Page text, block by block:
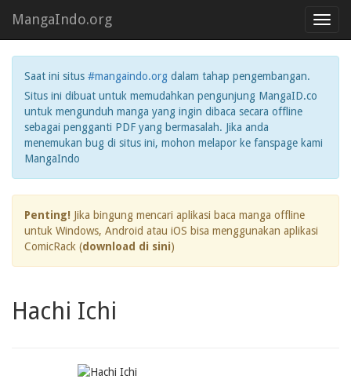
MangaIndo.org
Saat ini situs #mangaindo.org dalam tahap pengembangan.
Situs ini dibuat untuk memudahkan pengunjung MangaID.co
untuk mengunduh manga yang ingin dibaca secara offline
sebagai pengganti PDF yang bermasalah. Jika anda
menemukan bug di situs ini, mohon melapor ke fanspage kami
MangaIndo
Penting! Jika bingung mencari aplikasi baca manga offline
untuk Windows, Android atau iOS bisa menggunakan aplikasi
ComicRack (download di sini)
Hachi Ichi